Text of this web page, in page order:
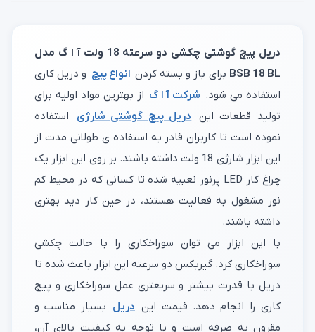
دریل پیچ گوشتی چکشی دو سرعته 18 ولت آ ا گ مدل
BSB 18 BL برای باز و بسته کردن انواع پیچ و دریل کاری
استفاده می شود. شرکت آ ا گ از بهترین مواد اولیه برای
تولید قطعات این دریل پیچ گوشتی شارژی
استفاده
نموده است تا کاربران قادر به استفاده ی طولانی مدت از
این ابزار شارژی 18 ولت داشته باشند. بر روی این ابزار یک
چراغ کار LED پرنور نعبیه شده تا کسانی که در محیط کم
نور مشغول به فعالیت هستند، در حین کار دید بهتری
داشته باشند.
با این ابزار می توان سوراخکاری را با حالت چکشی
سوراخکاری کرد. گیربکس دو سرعته این ابزار باعث شده تا
دریل با قدرت بیشتر و سریعتری عمل سوراخکاری و پیچ
کاری را انجام دهد. قیمت این دریل بسیار مناسب و
مقرون به صرفه است و با توجه به کیفیت بالای آن،